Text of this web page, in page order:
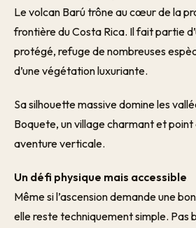
Le volcan Barú trône au cœur de la
frontière du Costa Rica. Il fait partie
protégé, refuge de nombreuses
d’une végétation luxuriante.
Sa silhouette massive domine les
Boquete, un village charmant et
aventure verticale.
Un défi physique mais accessible
Même si l’ascension demande une
elle reste techniquement simple. Pas